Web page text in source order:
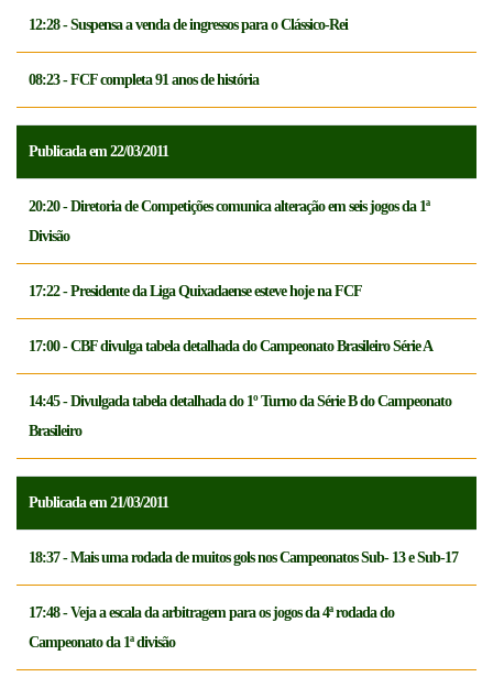
12:28 - Suspensa a venda de ingressos para o Clássico-Rei
08:23 - FCF completa 91 anos de história
Publicada em 22/03/2011
20:20 - Diretoria de Competições comunica alteração em seis jogos da 1ª
Divisão
17:22 - Presidente da Liga Quixadaense esteve hoje na FCF
17:00 - CBF divulga tabela detalhada do Campeonato Brasileiro Série A
14:45 - Divulgada tabela detalhada do 1º Turno da Série B do Campeonato
Brasileiro
Publicada em 21/03/2011
18:37 - Mais uma rodada de muitos gols nos Campeonatos Sub- 13 e Sub-17
17:48 - Veja a escala da arbitragem para os jogos da 4ª rodada do
Campeonato da 1ª divisão